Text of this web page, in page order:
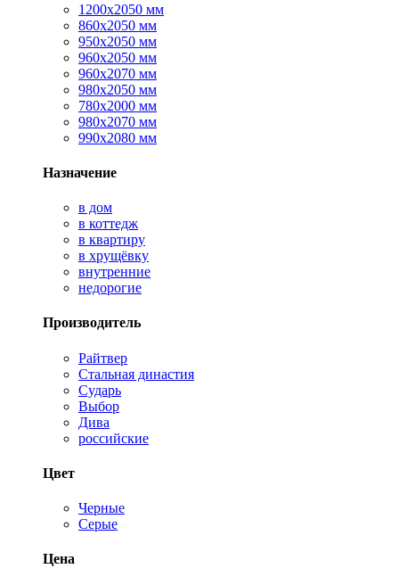
1200х2050 мм
860х2050 мм
950х2050 мм
960х2050 мм
960х2070 мм
980х2050 мм
780х2000 мм
980х2070 мм
990х2080 мм
Назначение
в дом
в коттедж
в квартиру
в хрущёвку
внутренние
недорогие
Производитель
Райтвер
Стальная династия
Сударь
Выбор
Дива
российские
Цвет
Черные
Серые
Цена